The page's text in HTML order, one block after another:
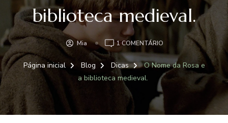
biblioteca medieval.
Mia 1 COMENTÁRIOEM
O
NOME
DA
E
BIBLIOTECA
Página inicial Blog Dicas
O Nome da Rosa e
a biblioteca medieval.